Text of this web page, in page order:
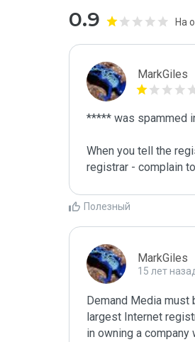
0.9 На
MarkGiles
***** was spammed
When you tell the
registrar - complain
Полезный
MarkGiles
15 лет
Demand Media must
largest Internet
in owning a